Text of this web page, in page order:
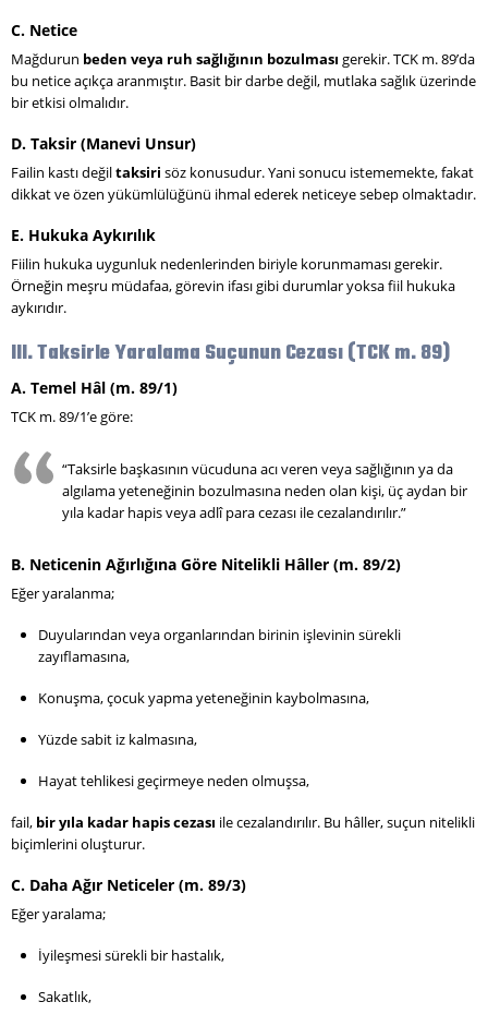
C. Netice
Mağdurun beden veya ruh sağlığının bozulması gerekir. TCK m. 89’da
bu netice açıkça aranmıştır. Basit bir darbe değil, mutlaka sağlık üzerinde
bir etkisi olmalıdır.
D. Taksir (Manevi Unsur)
Failin kastı değiltaksiri söz konusudur. Yani sonucu istememekte, fakat
dikkat ve özen yükümlülüğünü ihmal ederek neticeye sebep olmaktadır.
E. Hukuka Aykırılık
Fiilin hukuka uygunluk nedenlerinden biriyle korunmaması gerekir.
Örneğin meşru müdafaa, görevin ifası gibi durumlar yoksa fiil hukuka
aykırıdır.
III. Taksirle Yaralama Suçunun Cezası (TCK m. 89)
A. Temel Hâl (m. 89/1)
TCK m. 89/1’e göre:
“Taksirle başkasının vücuduna acı veren veya sağlığının ya da
algılama yeteneğinin bozulmasına neden olan kişi, üç aydan bir
yıla kadar hapis veya adlî para cezası ile cezalandırılır.”
B. Neticenin Ağırlığına Göre Nitelikli Hâller (m. 89/2)
Eğer yaralanma;
Duyularından veya organlarından birinin işlevinin sürekli
zayıflamasına,
Konuşma, çocuk yapma yeteneğinin kaybolmasına,
Yüzde sabit iz kalmasına,
Hayat tehlikesi geçirmeye neden olmuşsa,
fail, bir yıla kadar hapis cezası ile cezalandırılır. Bu hâller, suçun nitelikli
biçimlerini oluşturur.
C. Daha Ağır Neticeler (m. 89/3)
Eğer yaralama;
İyileşmesi sürekli bir hastalık,
Sakatlık,